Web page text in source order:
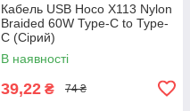
Кабель USB Hoco X113 Nylon
Braided 60W Type-C to Type-
C (Сірий)
В наявності
39,22 ₴ 74 ₴